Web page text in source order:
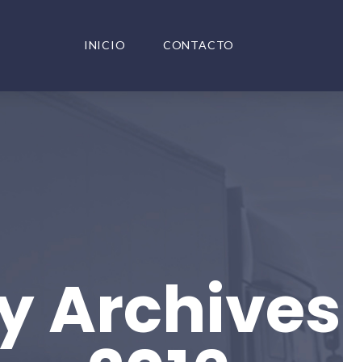
INICIO CONTACTO